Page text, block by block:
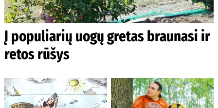
Į populiarių uogų gretas braunasi ir
retos rūšys